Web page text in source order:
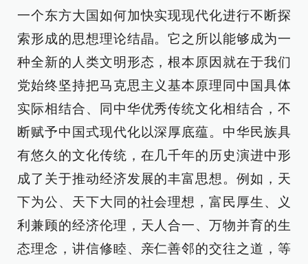
一个东方大国如何加快实现现代化进行不断探
索形成的思想理论结晶。它之所以能够成为一
种全新的人类文明形态，根本原因就在于我们
党始终坚持把马克思主义基本原理同中国具体
实际相结合、同中华优秀传统文化相结合，不
断赋予中国式现代化以深厚底蕴。中华民族具
有悠久的文化传统，在几千年的历史演进中形
成了关于推动经济发展的丰富思想。例如，天
下为公、天下大同的社会理想，富民厚生、义
利兼顾的经济伦理，天人合一、万物并育的生
态理念，讲信修睦、亲仁善邻的交往之道，等